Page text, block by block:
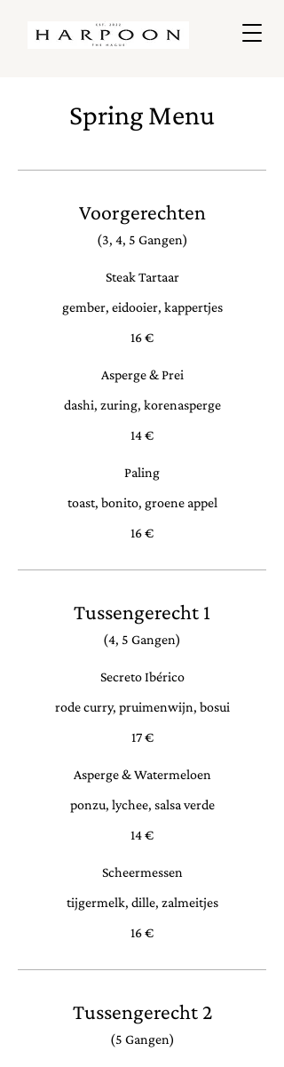
Spring Menu
Voorgerechten
(3, 4, 5 Gangen)
Steak Tartaar
gember, eidooier, kappertjes
16 €
Asperge & Prei
dashi, zuring, korenasperge
14 €
Paling
toast, bonito, groene appel
16 €
Tussengerecht 1
(4, 5 Gangen)
Secreto Ibérico
rode curry, pruimenwijn, bosui
17 €
Asperge & Watermeloen
ponzu, lychee, salsa verde
14 €
Scheermessen
tijgermelk, dille, zalmeitjes
16 €
Tussengerecht 2
(5 Gangen)